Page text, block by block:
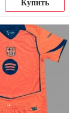
Купить